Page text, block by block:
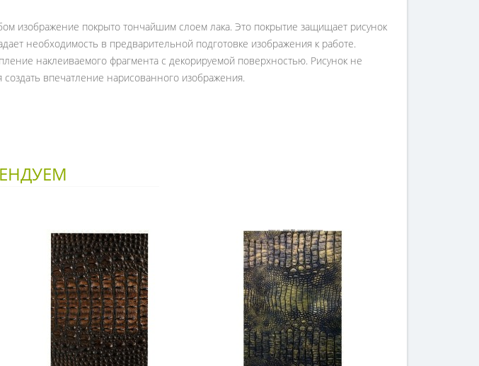
изображение покрыто тончайшим слоем лака. Это покрытие защищает рисунок
необходимость в предварительной подготовке изображения к работе.
наклеиваемого фрагмента с декорируемой поверхностью. Рисунок не
впечатление нарисованного изображения.